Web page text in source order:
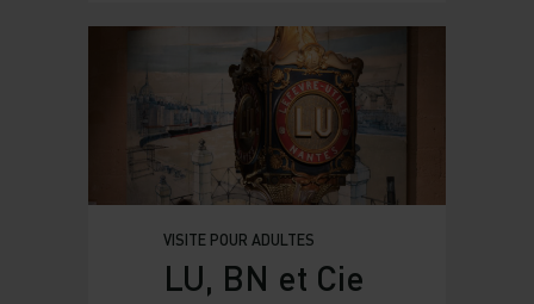
VISITE POUR ADULTES
LU, BN et Cie